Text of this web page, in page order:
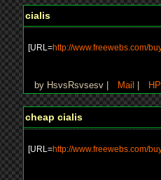
cialis
[URL=http://www.freewebs.com/
by HsvsRsvsesv | Mail HP
cheap cialis
[URL=http://www.freewebs.com/